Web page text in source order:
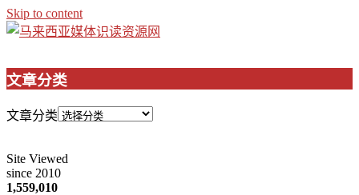
Skip to content
文章分类
文章分类
Site Viewed
since 2010
1,559,010